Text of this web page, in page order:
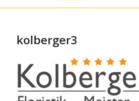
kolberger3